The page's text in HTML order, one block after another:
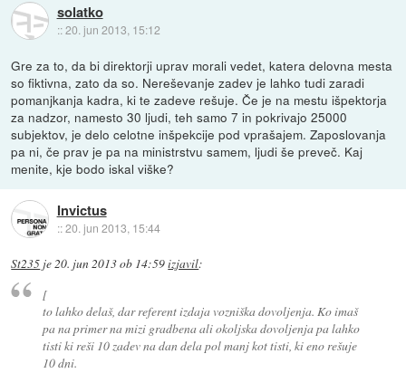
solatko
::20. jun 2013, 15:12
Gre za to, da bi direktorji uprav morali vedet, katera delovna mesta
so fiktivna, zato da so. Nereševanje zadev je lahko tudi zaradi
pomanjkanja kadra, ki te zadeve rešuje. Če je na mestu išpektorja
za nadzor, namesto 30 ljudi, teh samo 7 in pokrivajo 25000
subjektov, je delo celotne inšpekcije pod vprašajem. Zaposlovanja
pa ni, če prav je pa na ministrstvu samem, ljudi še preveč. Kaj
menite, kje bodo iskal viške?
Invictus
::20. jun 2013, 15:44
St235 je20. jun 2013 ob 14:59izjavil:
[
to lahko delaš, dar referent izdaja vozniška dovoljenja. Ko imaš
pa na primer na mizi gradbena ali okoljska dovoljenja pa lahko
tisti ki reši 10 zadev na dan dela pol manj kot tisti, ki eno rešuje
10 dni.